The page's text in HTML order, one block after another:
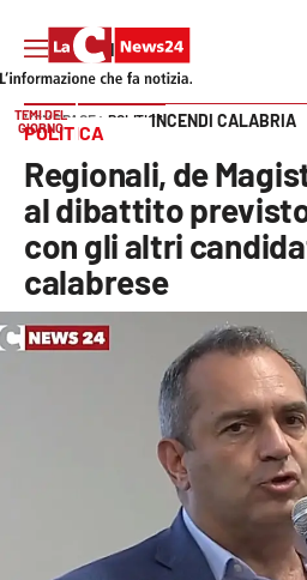
SEZIONI
Cronaca
Politica
Economia e lavoro
Sanità
Vai
TEMI DEL
GIORNO
INCENDI CALABRIA
HOME PAGE POLITICA
POLITICA
Regionali, de
al dibattito
con gli altri
calabrese